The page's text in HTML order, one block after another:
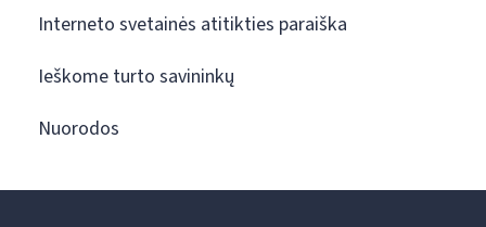
Interneto svetainės atitikties paraiška
Ieškome turto savininkų
Nuorodos